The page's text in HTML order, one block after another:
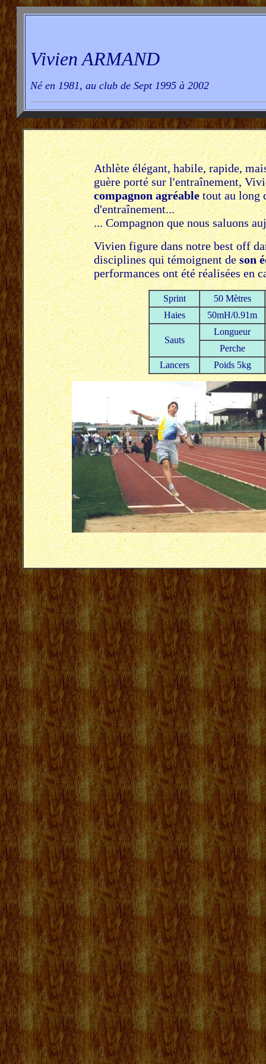
Vivien ARMAND
Né en 1981, au club de Sept 1995 à 2002
Athlète élégant, habile, rapide,
guère porté sur l'entraînement,
compagnon agréabletout au long
d'entraînement...
... Compagnon que nous saluons
Vivien figure dans notre best off
disciplines qui témoignent de son
performances ont été réalisées en
Sprint
50 Mètres
Haies
50mH/0.91m
Sauts
Longueur
Perche
Lancers
Poids 5kg